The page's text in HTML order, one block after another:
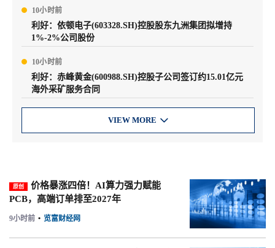
10小时前
利好：依顿电子(603328.SH)控股股东九洲集团拟增持
1%-2%公司股份
10小时前
利好：赤峰黄金(600988.SH)控股子公司签订约15.01亿元
海外采矿服务合同
VIEW MORE 
原创
价格暴涨四倍！AI算力强力赋能
PCB，高端订单排至2027年
9小时前 • 览富财经网